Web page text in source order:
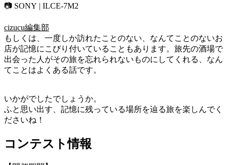
📷 SONY | ILCE-7M2
cizucu編集部
もしくは、一度しか訪れたことのない、なんてことのないお
店が記憶にこびり付いていることもあります。旅先の酒場で
出会った人がその旅を忘れられないものにしてくれる、なん
てことはよくある話です。
いかがでしたでしょうか。
ふと思い出す、記憶に残っている場所を辿る旅を楽しんでく
ださいね！
コンテスト情報